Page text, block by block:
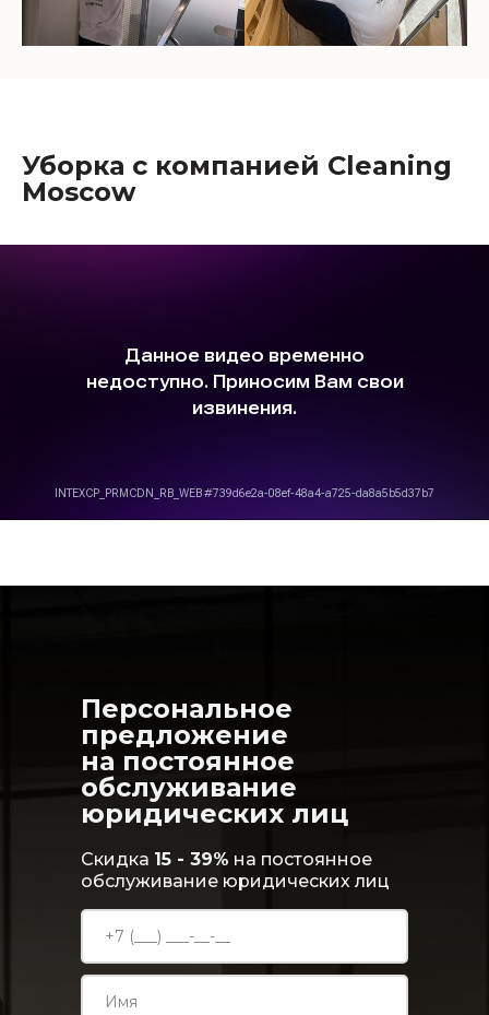
Уборка с компанией Cleaning
Moscow
Персональное
предложение
на постоянное
обслуживание
юридических лиц
Скидка 15 - 39% на постоянное
обслуживание юридических лиц